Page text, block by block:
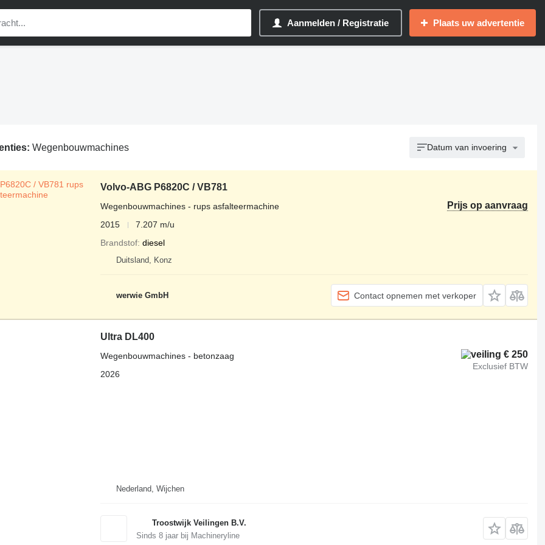
Aanmelden / Registratie Plaats uw advertentie
Wegenbouwmachines Datum van invoering
Volvo-ABG P6820C / VB781
Prijs op aanvraag
Wegenbouwmachines - rups asfalteermachine
2015
7.207 m/u
Brandstof diesel
Duitsland, Konz
werwie GmbH Contact opnemen met verkoper
Ultra DL400
€ 250
Exclusief BTW
Wegenbouwmachines - betonzaag
2026
Nederland, Wijchen
Troostwijk Veilingen B.V.
Sinds 8jaar bij Machineryline